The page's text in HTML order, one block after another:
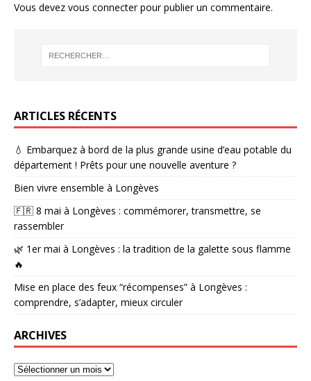
Vous devez vous connecterpour publier un commentaire.
ARTICLES RÉCENTS
💧 Embarquez à bord de la plus grande usine d’eau potable du
département ! Prêts pour une nouvelle aventure ?
Bien vivre ensemble à Longèves
🇫🇷 8 mai à Longèves : commémorer, transmettre, se
rassembler
🌿 1er mai à Longèves : la tradition de la galette sous flamme
🔥
Mise en place des feux “récompenses” à Longèves :
comprendre, s’adapter, mieux circuler
ARCHIVES